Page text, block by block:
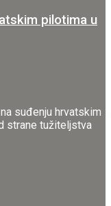
pilotima u
suđenju hrvatskim
strane tužiteljstva